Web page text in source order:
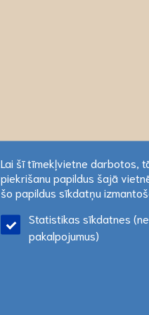
Lai šī tīmekļvietne darbotos,
šo papildus sīkdatņu
Lai šī tīmekļvietne darbotos,
piekrišanu papildus šajā
šo papildus sīkdatņu
Statistikas sīkdatnes
pakalpojumus)